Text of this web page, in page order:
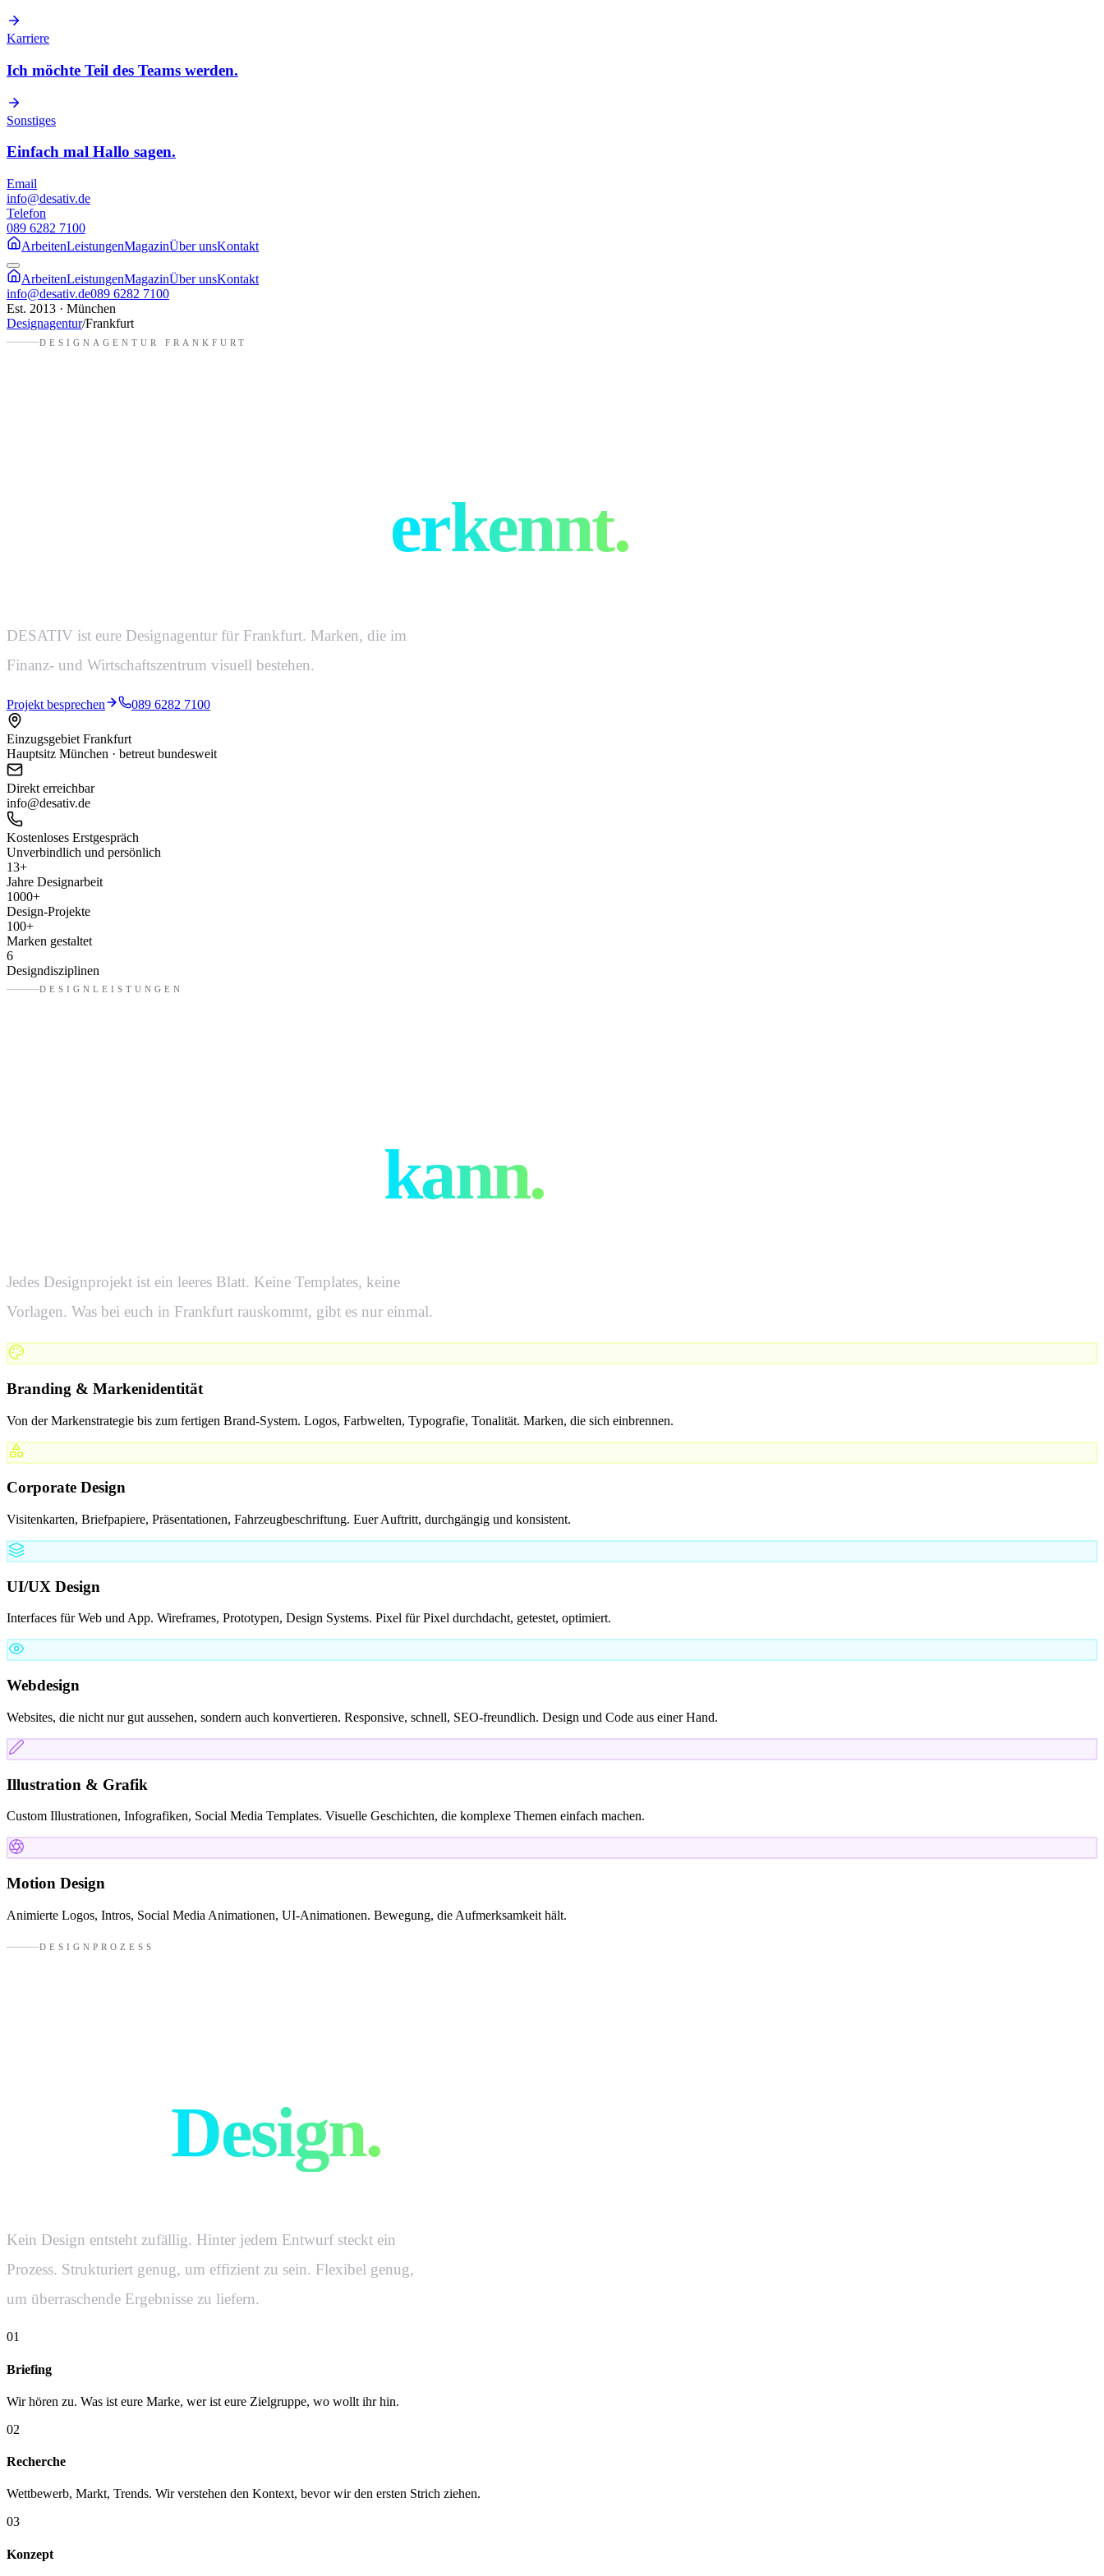
Karriere
Ich möchte Teil des Teams werden.
Sonstiges
Einfach mal Hallo sagen.
Email
info@desativ.de
Telefon
089 6282 7100
ArbeitenLeistungenMagazinÜber unsKontakt
ArbeitenLeistungenMagazinÜber unsKontakt
info@desativ.de089 6282 7100
Est. 2013 · München
Designagentur/Frankfurt
DESIGNAGENTUR FRANKFURT
erkennt.
DESATIV ist eure Designagentur für Frankfurt. Marken, die im
Finanz- und Wirtschaftszentrum visuell bestehen.
Projekt besprechen 089 6282 7100
Einzugsgebiet Frankfurt
Hauptsitz München · betreut bundesweit
Direkt erreichbar
info@desativ.de
Kostenloses Erstgespräch
Unverbindlich und persönlich
13+
Jahre Designarbeit
1000+
Design-Projekte
100+
Marken gestaltet
6
Designdisziplinen
DESIGNLEISTUNGEN
kann.
Jedes Designprojekt ist ein leeres Blatt. Keine Templates, keine
Vorlagen. Was bei euch in Frankfurt rauskommt, gibt es nur einmal.
Branding & Markenidentität
Von der Markenstrategie bis zum fertigen Brand-System. Logos, Farbwelten, Typografie, Tonalität. Marken, die sich einbrennen.
Corporate Design
Visitenkarten, Briefpapiere, Präsentationen, Fahrzeugbeschriftung. Euer Auftritt, durchgängig und konsistent.
UI/UX Design
Interfaces für Web und App. Wireframes, Prototypen, Design Systems. Pixel für Pixel durchdacht, getestet, optimiert.
Webdesign
Websites, die nicht nur gut aussehen, sondern auch konvertieren. Responsive, schnell, SEO-freundlich. Design und Code aus einer Hand.
Illustration & Grafik
Custom Illustrationen, Infografiken, Social Media Templates. Visuelle Geschichten, die komplexe Themen einfach machen.
Motion Design
Animierte Logos, Intros, Social Media Animationen, UI-Animationen. Bewegung, die Aufmerksamkeit hält.
DESIGNPROZESS
Design.
Kein Design entsteht zufällig. Hinter jedem Entwurf steckt ein
Prozess. Strukturiert genug, um effizient zu sein. Flexibel genug,
um überraschende Ergebnisse zu liefern.
01
Briefing
Wir hören zu. Was ist eure Marke, wer ist eure Zielgruppe, wo wollt ihr hin.
02
Recherche
Wettbewerb, Markt, Trends. Wir verstehen den Kontext, bevor wir den ersten Strich ziehen.
03
Konzept